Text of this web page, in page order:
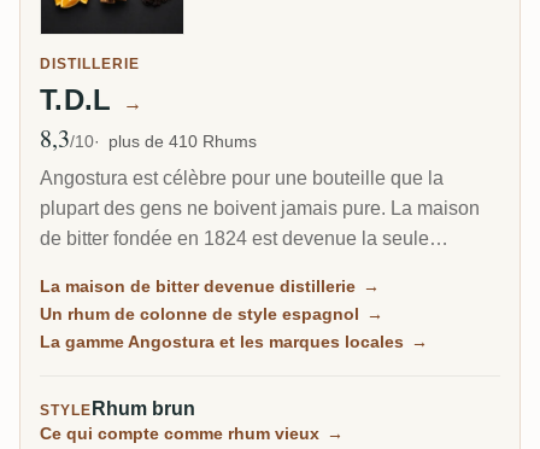
DISTILLERIE
T.D.L →
Note moyenne
8,3/10 plus de 410 Rhums
Angostura est célèbre pour une bouteille que la
plupart des gens ne boivent jamais pure. La maison
de bitter fondée en 1824 est devenue la seule
Distillers fait un rhum net, distillé en colonne, de style
espagnol, à l'opposé du funk lourd de la Jamaïque ou
La maison de bitter devenue distillerie →
Un rhum de colonne de style espagnol →
La gamme Angostura et les marques locales →
STYLE Rhum brun
Ce qui compte comme rhum vieux →